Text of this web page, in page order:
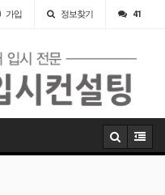
가입 정보찾기 41